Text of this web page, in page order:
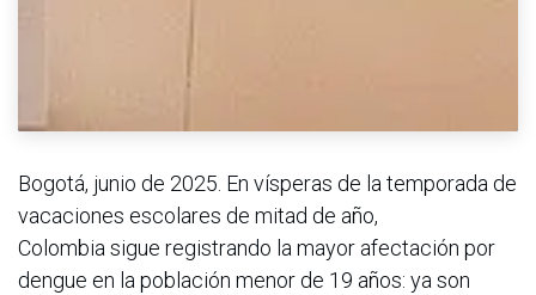
Bogotá, junio de 2025. En vísperas de la temporada de
vacaciones escolares de mitad de año,
Colombia sigue registrando la mayor afectación por
dengue en la población menor de 19 años: ya son